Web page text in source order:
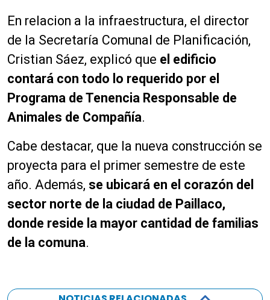
En relacion a la infraestructura, el director
de la Secretaría Comunal de Planificación,
Cristian Sáez, explicó que el edificio
contará con todo lo requerido por el
Programa de Tenencia Responsable de
Animales de Compañía.
Cabe destacar, que la nueva construcción se
proyecta para el primer semestre de este
año. Además, se ubicará en el corazón del
sector norte de la ciudad de Paillaco,
donde reside la mayor cantidad de familias
de la comuna.